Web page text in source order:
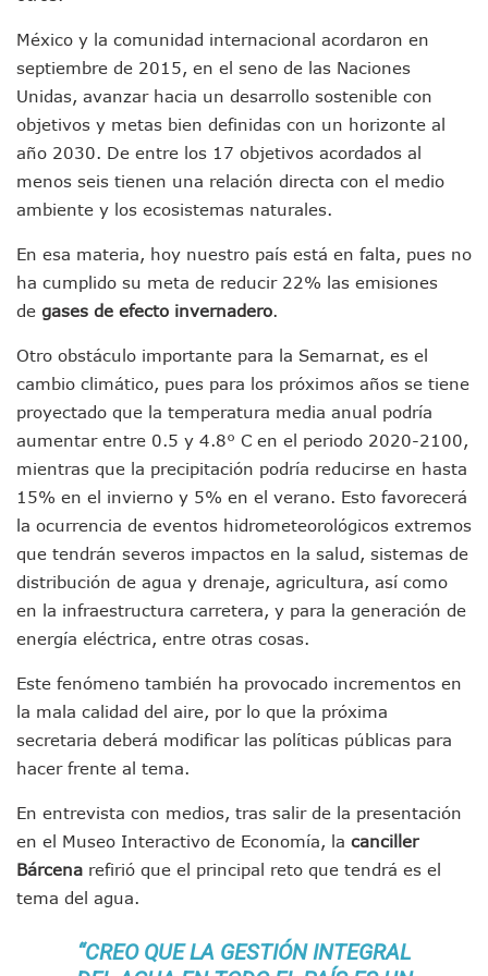
Reporte Preliminar De Afectaciones, Según El Gobierno
Canaco Servytur Puerto Vallarta Pide Evitar La Rapiña En
Reportan Al Menos 60 Negocios Incendiados En Puerto
Coparmex Pide Reforzar Seguridad Tras Jornada De
Sin Daños A La Infraestructura Del Aeropuerto De Vallarta,
Estados Unidos Pide A Sus Ciudadanos Resguardarse Si
Gobierno De México Confirma Muerte De “El Mencho”
Gobierno De Vallarta Pide No Salir De Casa Y No Abrir
Reportan Captura Y Muerte De “El Mencho” En Medio De
Enfrentamientos Y Narcobloqueos Son Por Operativo En
Justicia Penal-Oral Sigue Rezagada A 10 Años De La
Decomisan 4 Toneladas De Droga En Aguas De
Incendio En Taller De Vehículos Pesados En San Juan De
Congreso Médico En Puerto Vallarta Dejará Beneficios
Estados Unidos Detecta Red Ilícita De Tiempos
Mueren 8 Personas De Bahía De Banderas En Operativo
Personas Therian Convocan A Mega Convivio En
Unirse Vallarta: Horario De Atención De Oficina De
Localizan Y Liberan A Cuatro Personas Que Permanecían
Ola De Calor Alcanzará Su Máximo Este Jueves En Jalisco,
Macro Desfogue De Tuberías Dejará Sin Agua A 150
Sigue El Programa De Bacheo En Puerto Vallarta
Alumnos De “La Pesquera” Se Intoxican Tras Consumir
Bruno Blancas Destaca Avances Legislativos Aprobados
¡Qué Horror! Buscan Posible Fosa Clandestina En El Patio
Melissa Madero Denuncia Despido De Su Personal Por
Puerto Vallarta Presente En El Anuncio Del Plan Integral
Miércoles De Ceniza: ¿Qué Significa La Cruz Que Se Pone
Quiso Matar A Un Anciano Con Parkinson En Puerto
¡El Pitillal Vive Su Primera Feria Del Libro!
Quema Controlada En Atenguillo Busca Minimizar Riesgo
“Paseo De La Fama” En Vallarta Genera Dudas Tras Visita
Air Canadá Anuncia Vuelo Directo Entre Guadalajara Y
México y la comunidad internacional acordaron en
septiembre de 2015, en el seno de las Naciones
Unidas, avanzar hacia un desarrollo sostenible con
objetivos y metas bien definidas con un horizonte al
año 2030. De entre los 17 objetivos acordados al
menos seis tienen una relación directa con el medio
ambiente y los ecosistemas naturales.
En esa materia, hoy nuestro país está en falta, pues no
ha cumplido su meta de reducir 22% las emisiones
de gases de efecto invernadero.
Otro obstáculo importante para la Semarnat, es el
cambio climático, pues para los próximos años se tiene
proyectado que la temperatura media anual podría
aumentar entre 0.5 y 4.8° C en el periodo 2020-2100,
mientras que la precipitación podría reducirse en hasta
15% en el invierno y 5% en el verano. Esto favorecerá
la ocurrencia de eventos hidrometeorológicos extremos
que tendrán severos impactos en la salud, sistemas de
distribución de agua y drenaje, agricultura, así como
en la infraestructura carretera, y para la generación de
energía eléctrica, entre otras cosas.
Este fenómeno también ha provocado incrementos en
la mala calidad del aire, por lo que la próxima
secretaria deberá modificar las políticas públicas para
hacer frente al tema.
En entrevista con medios, tras salir de la presentación
en el Museo Interactivo de Economía, la canciller
Bárcena refirió que el principal reto que tendrá es el
tema del agua.
“CREO QUE LA GESTIÓN INTEGRAL